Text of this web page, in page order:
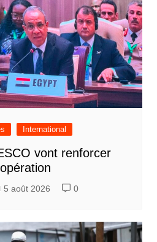
International
vont renforcer
5 août 2026 0